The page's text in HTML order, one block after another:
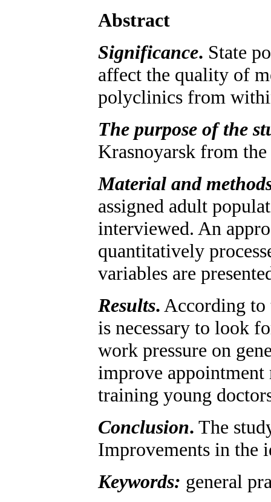
Abstract
Significance. State
affect the quality of
polyclinics from
The purpose of the
Krasnoyarsk from
Material and
assigned adult
interviewed. An
quantitatively
variables are
Results.According to
is necessary to look
work pressure on
improve
training young
Conclusion. The
Improvements in the
Keywords: general